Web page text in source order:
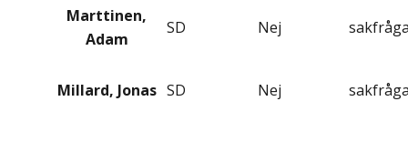
Marttinen,
Adam
SD Nej
Millard, Jonas SD Nej